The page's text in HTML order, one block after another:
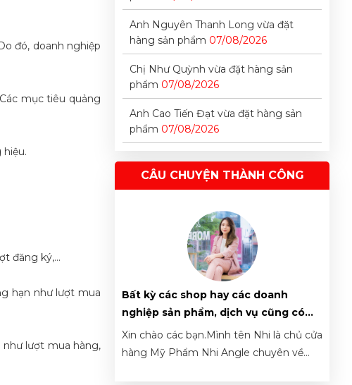
đó, doanh nghiệp
mục tiêu quảng
đăng ký,...
hạn như lượt mua
lượt mua hàng,
Anh Nguyên Thanh Long vừa đặt
hàng sản phẩm 07/08/2026
Chị Như Quỳnh vừa đặt hàng sản
phẩm 07/08/2026
Anh Cao Tiến Đạt vừa đặt hàng sản
phẩm 07/08/2026
hàng sản phẩm 07/08/2026
07/08/2026
Chị Nguyễn Thị Thanh Trúc vừa đặt
hàng sản phẩm 07/08/2026
Chị Trần Thị Hà Vy vừa đặt hàng sản
phẩm
07/08/2026
Anh Nguyên Thanh Long vừa đặt
hàng sản phẩm 07/08/2026
CÂU CHUYỆN THÀNH CÔNG
Vượt Qua “Ám Ảnh”
sẻ với các bạn
Bất kỳ các shop hay các doanh
nghiệp sản phẩm, dịch vụ cũng có
thể kinh doanh online hiệu quả nhờ
vào CÔNG CỤ này!!
Xin chào các bạn.Mình tên Nhi là chủ cửa
hàng Mỹ Phẩm Nhi Angle chuyên về